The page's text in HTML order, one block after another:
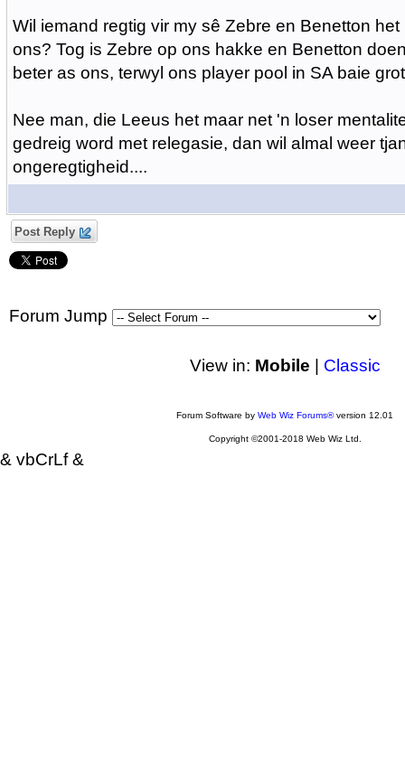
Wil iemand regtig vir my sê Zebre en Benetton
ons? Tog is Zebre op ons hakke en Benetton
beter as ons, terwyl ons player pool in SA baie
Nee man, die Leeus het maar net 'n loser
gedreig word met relegasie, dan wil almal weer
ongeregtigheid....
Post Reply
Forum Jump
View in: Mobile Classic
Forum Software by Web Wiz Forums®version 12.01
Copyright ©2001-2018 Web Wiz Ltd.
& vbCrLf &